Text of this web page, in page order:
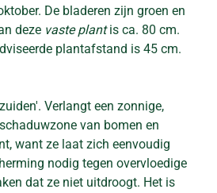
De bladeren zijn groen en
deze vaste plantis ca. 80 cm.
plantafstand is 45 cm.
Verlangt een zonnige,
van bomen en
want ze laat zich eenvoudig
nodig tegen overvloedige
dat ze niet uitdroogt. Het is